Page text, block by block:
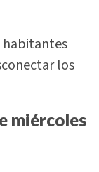
habitantes
los
miércoles